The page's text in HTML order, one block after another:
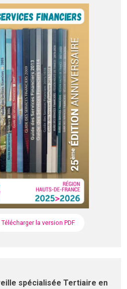
Télécharger la version PDF
spécialisée Tertiaire en